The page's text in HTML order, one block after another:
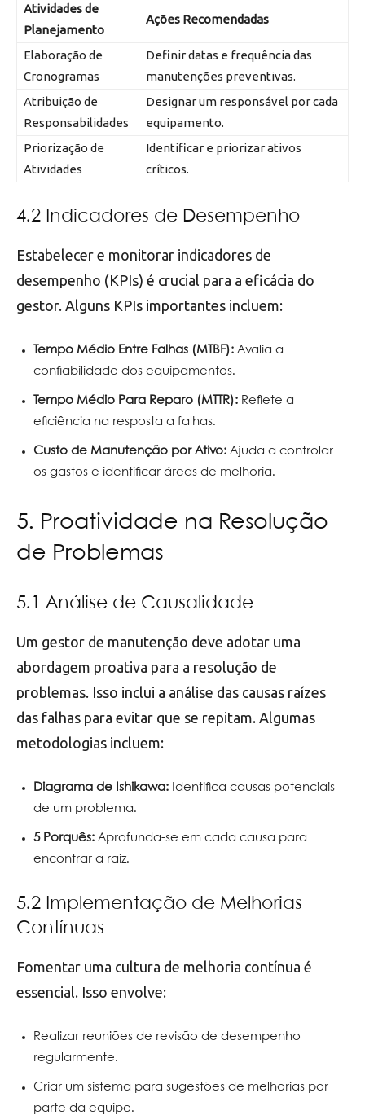
Atividades de
Planejamento
Ações Recomendadas
Elaboração de
Cronogramas
Definir datas e frequência das
manutenções preventivas.
Atribuição de
Responsabilidades
Designar um responsável por cada
equipamento.
Priorização de
Atividades
Identificar e priorizar ativos
críticos.
4.2 Indicadores de Desempenho
Estabelecer e monitorar indicadores de
desempenho (KPIs) é crucial para a eficácia do
gestor. Alguns KPIs importantes incluem:
Tempo Médio Entre Falhas (MTBF): Avalia a
confiabilidade dos equipamentos.
Tempo Médio Para Reparo (MTTR): Reflete a
eficiência na resposta a falhas.
Custo de Manutenção por Ativo: Ajuda a controlar
os gastos e identificar áreas de melhoria.
5. Proatividade na Resolução
de Problemas
5.1 Análise de Causalidade
Um gestor de manutenção deve adotar uma
abordagem proativa para a resolução de
problemas. Isso inclui a análise das causas raízes
das falhas para evitar que se repitam. Algumas
metodologias incluem:
Diagrama de Ishikawa: Identifica causas potenciais
de um problema.
5 Porquês: Aprofunda-se em cada causa para
encontrar a raiz.
5.2 Implementação de Melhorias
Contínuas
Fomentar uma cultura de melhoria contínua é
essencial. Isso envolve:
Realizar reuniões de revisão de desempenho
regularmente.
Criar um sistema para sugestões de melhorias por
parte da equipe.